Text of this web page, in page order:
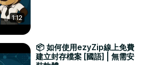
1:12
📦 如何使用ezyZip線上免費
建立封存檔案 [國語] | 無需安